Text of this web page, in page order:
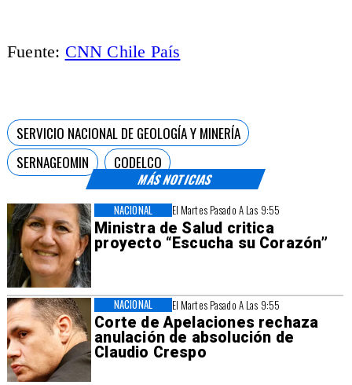
MÁS NOTICIAS
El Martes Pasado A Las 9:55
Ministra de Salud critica
proyecto “Escucha su Corazón”
NACIONAL
El Martes Pasado A Las 9:55
Corte de Apelaciones rechaza
anulación de absolución de
Claudio Crespo
NACIONAL
Fuente: CNN Chile País
SERVICIO NACIONAL DE GEOLOGÍA Y MINERÍA
SERNAGEOMIN
CODELCO